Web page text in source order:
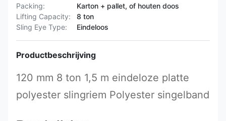
Packing:
Karton + pallet, of houten doos
Lifting Capacity:
8 ton
Sling Eye Type:
Eindeloos
Productbeschrijving
120 mm 8 ton 1,5 m eindeloze platte
polyester slingriem Polyester singelband